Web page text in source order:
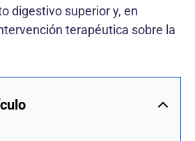
digestivo superior y, en
terapéutica sobre la